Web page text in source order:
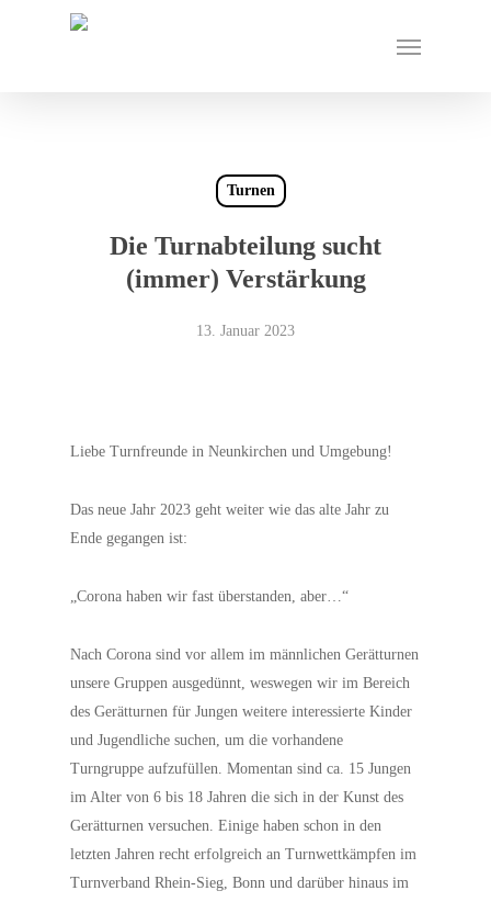
Menu
Turnen
Die Turnabteilung sucht
(immer) Verstärkung
13. Januar 2023
Liebe Turnfreunde in Neunkirchen und Umgebung!
Das neue Jahr 2023 geht weiter wie das alte Jahr zu
Ende gegangen ist:
„Corona haben wir fast überstanden, aber…“
Nach Corona sind vor allem im männlichen Gerätturnen
unsere Gruppen ausgedünnt, weswegen wir im Bereich
des Gerätturnen für Jungen weitere interessierte Kinder
und Jugendliche suchen, um die vorhandene
Turngruppe aufzufüllen. Momentan sind ca. 15 Jungen
im Alter von 6 bis 18 Jahren die sich in der Kunst des
Gerätturnen versuchen. Einige haben schon in den
letzten Jahren recht erfolgreich an Turnwettkämpfen im
Turnverband Rhein-Sieg, Bonn und darüber hinaus im